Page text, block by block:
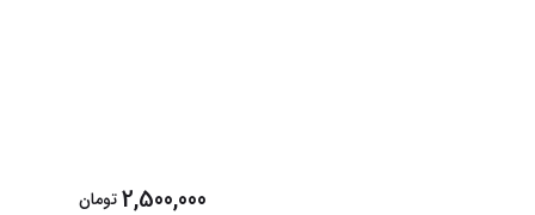
2,500,000تومان